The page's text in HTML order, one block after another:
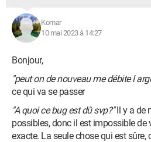
Komar
10 mai 2023 à 14:27
Bonjour,
"peut on de nouveau me débite l
ce qui va se passer
"A quoi ce bug est dû svp?"Il y a de
possibles, donc il est impossible de
exacte. La seule chose qui est sûre,